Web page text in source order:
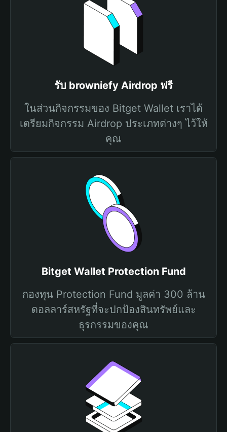
รับ browniefy Airdrop ฟรี
ในส่วนกิจกรรมของ Bitget Wallet เราได้
เตรียมกิจกรรม Airdrop ประเภทต่างๆ ไว้ให้
คุณ
Bitget Wallet Protection Fund
กองทุน Protection Fund มูลค่า 300 ล้าน
ดอลลาร์สหรัฐที่จะปกป้องสินทรัพย์และ
ธุรกรรมของคุณ